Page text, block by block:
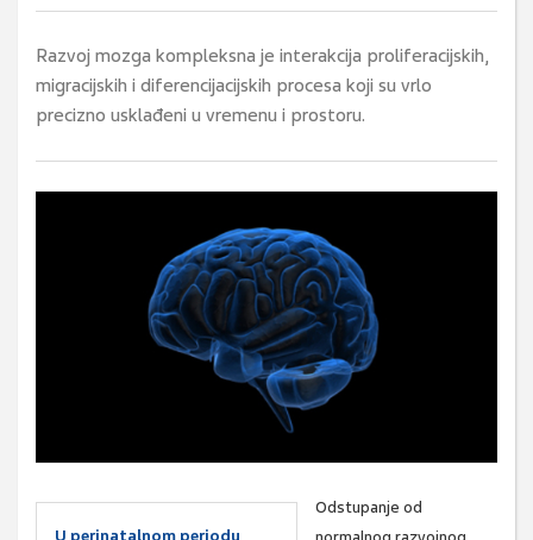
Razvoj mozga kompleksna je interakcija proliferacijskih,
migracijskih i diferencijacijskih procesa koji su vrlo
precizno usklađeni u vremenu i prostoru.
Odstupanje od